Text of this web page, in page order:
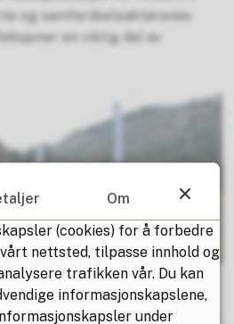
og samferdselsaktørenes
en viktig del av
i Vefsn kommune.
Sweco
Om
(cookies) for å forbedre
nettsted, tilpasse innhold og
trafikken vår. Du kan
informasjonskapslene,
under